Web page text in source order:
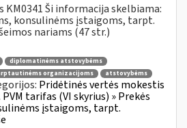
KM0341 Ši informacija skelbiama:
konsulinėms įstaigoms, tarpt.
nariams (47 str.)
diplomatinėms atstovybėms
organizacijoms atstovybėms
Pridėtinės vertės mokestis
tarifas (VI skyrius) » Prekės
įstaigoms, tarpt.